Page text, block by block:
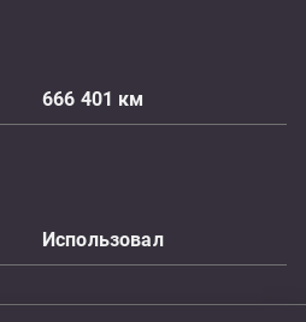
666 401 км
Использовал